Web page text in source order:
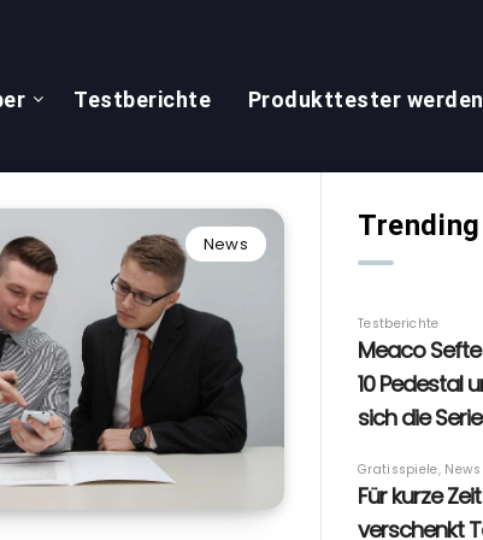
Testberichte Produkttester werden
News
Trending